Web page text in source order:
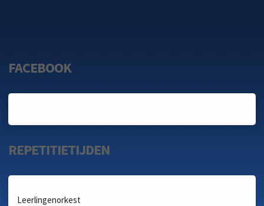
FACEBOOK
REPETITIETIJDEN
Leerlingenorkest